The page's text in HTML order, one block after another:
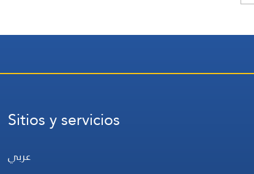
Sitios y servicios
عربي